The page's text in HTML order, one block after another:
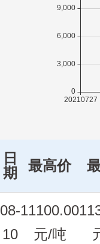
日
期
最高价
08-
10
11100.00
元/吨